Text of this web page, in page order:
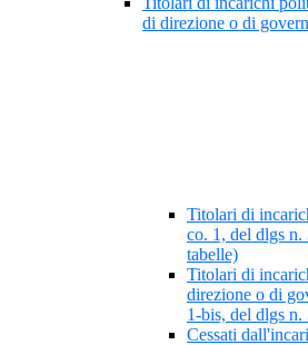
di direzione o di
Titolari di
co. 1, del dlgs n.
tabelle)
Titolari di
direzione o di
1-bis, del dlgs n.
Cessati